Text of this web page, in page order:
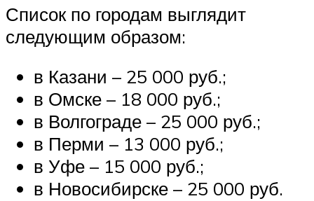
Список по городам выглядит
следующим образом:
в Казани – 25 000 руб.;
в Омске – 18 000 руб.;
в Волгограде – 25 000 руб.;
в Перми – 13 000 руб.;
в Уфе – 15 000 руб.;
в Новосибирске – 25 000 руб.